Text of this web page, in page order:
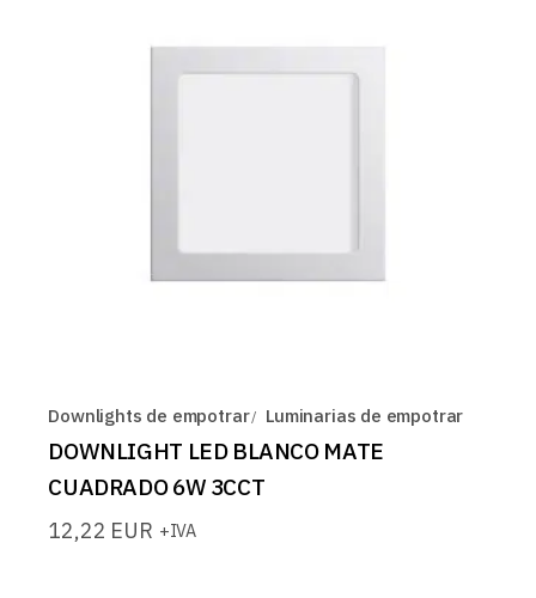
Downlights de empotrar Luminarias de empotrar
DOWNLIGHT LED BLANCO MATE
CUADRADO 6W 3CCT
12,22 EUR +IVA